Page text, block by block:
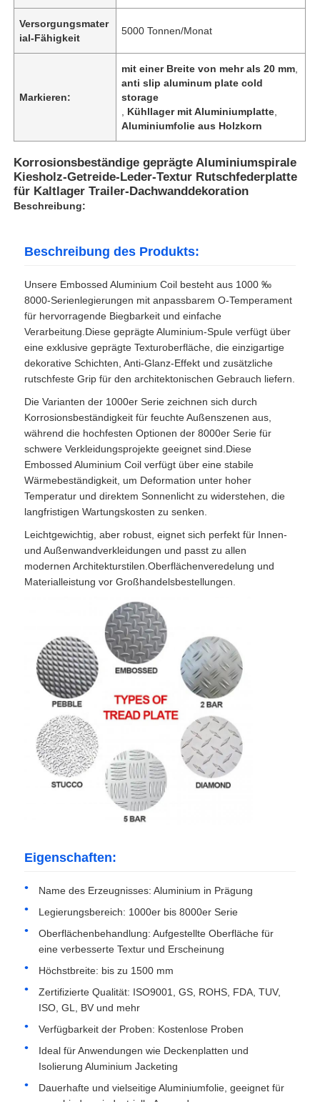
Zu Hause
Produkte
Über uns
Werksbesichtigung
Qualitätskontrolle
Kontakt
Fälle
Angebot anfordern
Aluminiumfolienrolle
Versorgungsmater
ial-Fähigkeit
5000 Tonnen/Monat
Markieren:
mit einer Breite von mehr als 20 mm
anti slip aluminum plate cold
storage
Kühllager mit Aluminiumplatte
Aluminiumfolie aus Holzkorn
Korrosionsbeständige geprägte Aluminiumspirale
Kiesholz-Getreide-Leder-Textur Rutschfederplatte
für Kaltlager Trailer-Dachwanddekoration
Beschreibung:
Beschreibung des Produkts:
Unsere Embossed Aluminium Coil besteht aus 1000 ‰
8000-Serienlegierungen mit anpassbarem O-Temperament
für hervorragende Biegbarkeit und einfache
Verarbeitung.Diese geprägte Aluminium-Spule verfügt über
eine exklusive geprägte Texturoberfläche, die einzigartige
dekorative Schichten, Anti-Glanz-Effekt und zusätzliche
rutschfeste Grip für den architektonischen Gebrauch liefern.
Die Varianten der 1000er Serie zeichnen sich durch
Korrosionsbeständigkeit für feuchte Außenszenen aus,
während die hochfesten Optionen der 8000er Serie für
schwere Verkleidungsprojekte geeignet sind.Diese
Embossed Aluminium Coil verfügt über eine stabile
Wärmebeständigkeit, um Deformation unter hoher
Temperatur und direktem Sonnenlicht zu widerstehen, die
langfristigen Wartungskosten zu senken.
Leichtgewichtig, aber robust, eignet sich perfekt für Innen-
und Außenwandverkleidungen und passt zu allen
modernen Architekturstilen.Oberflächenveredelung und
Materialleistung vor Großhandelsbestellungen.
Eigenschaften:
Name des Erzeugnisses: Aluminium in Prägung
Legierungsbereich: 1000er bis 8000er Serie
Oberflächenbehandlung: Aufgestellte Oberfläche für
eine verbesserte Textur und Erscheinung
Höchstbreite: bis zu 1500 mm
Zertifizierte Qualität: ISO9001, GS, ROHS, FDA, TUV,
ISO, GL, BV und mehr
Verfügbarkeit der Proben: Kostenlose Proben
Ideal für Anwendungen wie Deckenplatten und
Isolierung Aluminium Jacketing
Dauerhafte und vielseitige Aluminiumfolie, geeignet für